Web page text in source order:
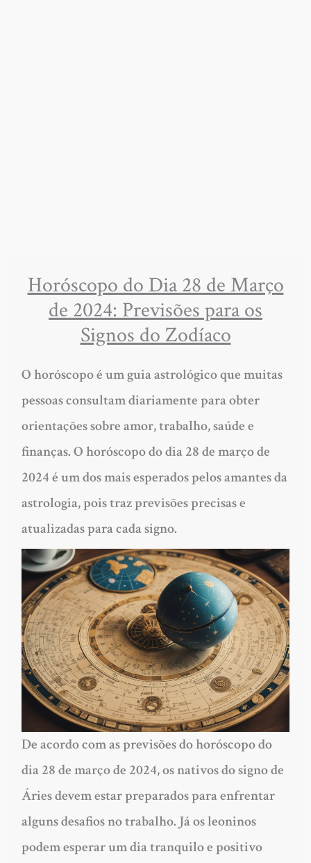
Horóscopo do Dia 28 de Março
de 2024: Previsões para os
Signos do Zodíaco
O horóscopo é um guia astrológico que muitas
pessoas consultam diariamente para obter
orientações sobre amor, trabalho, saúde e
finanças. O horóscopo do dia 28 de março de
2024 é um dos mais esperados pelos amantes da
astrologia, pois traz previsões precisas e
atualizadas para cada signo.
De acordo com as previsões do horóscopo do
dia 28 de março de 2024, os nativos do signo de
Áries devem estar preparados para enfrentar
alguns desafios no trabalho. Já os leoninos
podem esperar um dia tranquilo e positivo